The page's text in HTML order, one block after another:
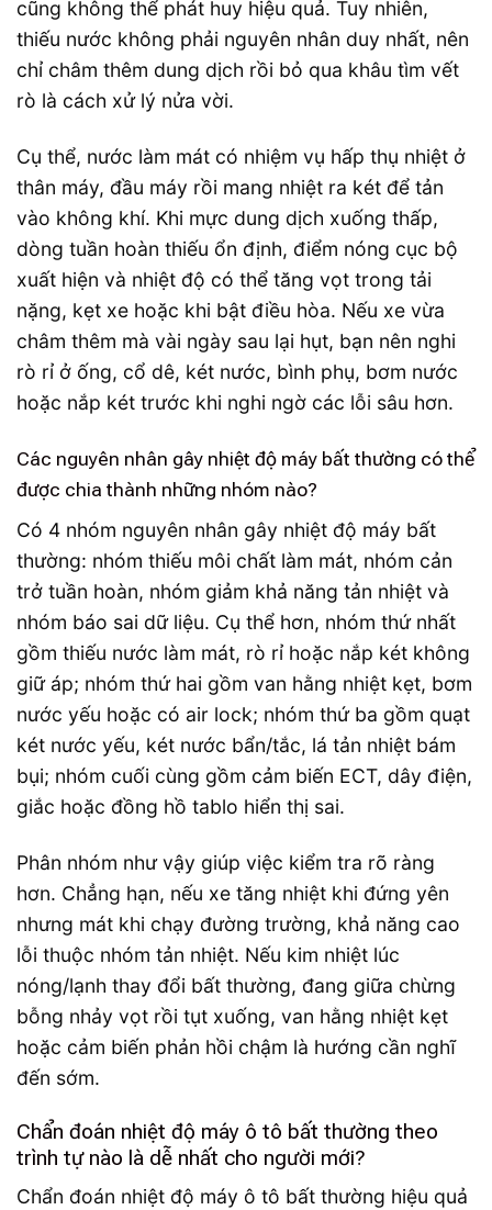
cũng không thể phát huy hiệu quả. Tuy nhiên,
thiếu nước không phải nguyên nhân duy nhất, nên
chỉ châm thêm dung dịch rồi bỏ qua khâu tìm vết
rò là cách xử lý nửa vời.
Cụ thể, nước làm mát có nhiệm vụ hấp thụ nhiệt ở
thân máy, đầu máy rồi mang nhiệt ra két để tản
vào không khí. Khi mực dung dịch xuống thấp,
dòng tuần hoàn thiếu ổn định, điểm nóng cục bộ
xuất hiện và nhiệt độ có thể tăng vọt trong tải
nặng, kẹt xe hoặc khi bật điều hòa. Nếu xe vừa
châm thêm mà vài ngày sau lại hụt, bạn nên nghi
rò rỉ ở ống, cổ dê, két nước, bình phụ, bơm nước
hoặc nắp két trước khi nghi ngờ các lỗi sâu hơn.
Các nguyên nhân gây nhiệt độ máy bất thường có thể
được chia thành những nhóm nào?
Có 4 nhóm nguyên nhân gây nhiệt độ máy bất
thường: nhóm thiếu môi chất làm mát, nhóm cản
trở tuần hoàn, nhóm giảm khả năng tản nhiệt và
nhóm báo sai dữ liệu. Cụ thể hơn, nhóm thứ nhất
gồm thiếu nước làm mát, rò rỉ hoặc nắp két không
giữ áp; nhóm thứ hai gồm van hằng nhiệt kẹt, bơm
nước yếu hoặc có air lock; nhóm thứ ba gồm quạt
két nước yếu, két nước bẩn/tắc, lá tản nhiệt bám
bụi; nhóm cuối cùng gồm cảm biến ECT, dây điện,
giắc hoặc đồng hồ tablo hiển thị sai.
Phân nhóm như vậy giúp việc kiểm tra rõ ràng
hơn. Chẳng hạn, nếu xe tăng nhiệt khi đứng yên
nhưng mát khi chạy đường trường, khả năng cao
lỗi thuộc nhóm tản nhiệt. Nếu kim nhiệt lúc
nóng/lạnh thay đổi bất thường, đang giữa chừng
bỗng nhảy vọt rồi tụt xuống, van hằng nhiệt kẹt
hoặc cảm biến phản hồi chậm là hướng cần nghĩ
đến sớm.
Chẩn đoán nhiệt độ máy ô tô bất thường theo
trình tự nào là dễ nhất cho người mới?
Chẩn đoán nhiệt độ máy ô tô bất thường hiệu quả